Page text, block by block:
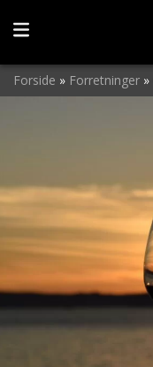
Forside » Forretninger »